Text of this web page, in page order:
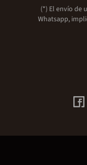
(*) El envío de
Whatsapp,